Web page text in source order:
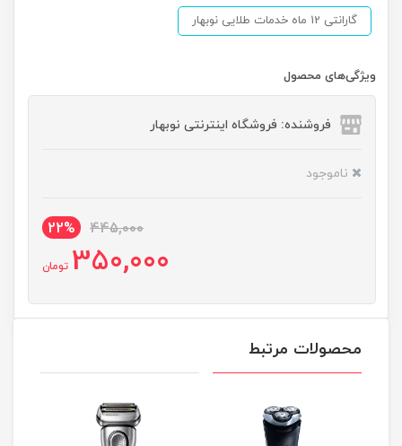
گارانتی 12 ماه خدمات طلایی نوبهار
ویژگی‌های محصول
فروشنده: فروشگاه اینترنتی نوبهار
ناموجود
445,000
22%
350,000 تومان
محصولات مرتبط